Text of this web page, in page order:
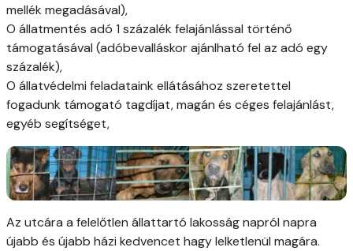
mellék megadásával),
O állatmentés adó 1 százalék felajánlással történő
támogatásával (adóbevalláskor ajánlható fel az adó egy
százalék),
O állatvédelmi feladataink ellátásához szeretettel
fogadunk támogató tagdíjat, magán és céges felajánlást,
egyéb segítséget,
Az utcára a felelőtlen állattartó lakosság napról napra
újabb és újabb házi kedvencet hagy lelketlenül magára.